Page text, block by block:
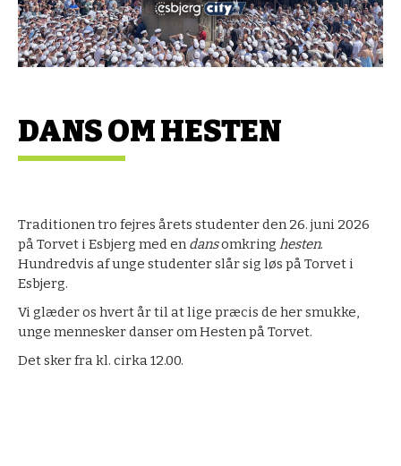
DANS OM HESTEN
Traditionen tro fejres årets studenter den 26. juni 2026
på Torvet i Esbjerg med endansomkring hesten.
Hundredvis af unge studenter slår sig løs på Torvet i
Esbjerg.
Vi glæder os hvert år til at lige præcis de her smukke,
unge mennesker danser om Hesten på Torvet.
Det sker fra kl. cirka 12.00.